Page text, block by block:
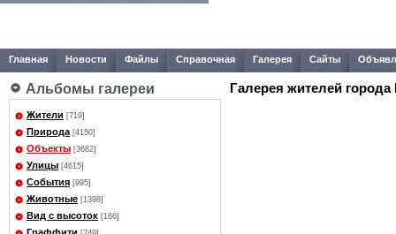
Главная Новости Файлы Справочная Галерея Сайты
Альбомы галереи
Жители [719]
Природа [4150]
Объекты [3682]
Улицы [4615]
События [995]
Животные [1398]
Вид с высоток [166]
Галерея жителей города